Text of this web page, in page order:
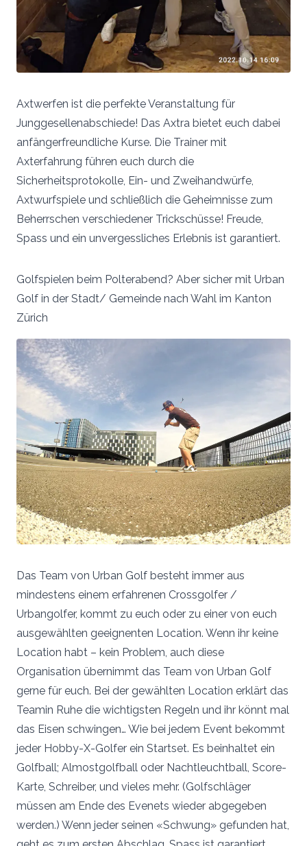
Axtwerfen ist die perfekte Veranstaltung für
Junggesellenabschiede! Das Axtra bietet euch dabei
anfängerfreundliche Kurse. Die Trainer mit
Axterfahrung führen euch durch die
Sicherheitsprotokolle, Ein- und Zweihandwürfe,
Axtwurfspiele und schließlich die Geheimnisse zum
Beherrschen verschiedener Trickschüsse! Freude,
Spass und ein unvergessliches Erlebnis ist garantiert.
Golfspielen beim Polterabend? Aber sicher mit Urban
Golf in der Stadt/ Gemeinde nach Wahl im Kanton
Zürich
Das Team von Urban Golf besteht immer aus
mindestens einem erfahrenen Crossgolfer /
Urbangolfer, kommt zu euch oder zu einer von euch
ausgewählten geeignenten Location. Wenn ihr keine
Location habt – kein Problem, auch diese
Organisation übernimmt das Team von Urban Golf
gerne für euch. Bei der gewählten Location erklärt das
Teamin Ruhe die wichtigsten Regeln und ihr könnt mal
das Eisen schwingen… Wie bei jedem Event bekommt
jeder Hobby-X-Golfer ein Startset. Es beinhaltet ein
Golfball; Almostgolfball oder Nachtleuchtball, Score-
Karte, Schreiber, und vieles mehr. (Golfschläger
müssen am Ende des Evenets wieder abgegeben
werden.) Wenn jeder seinen «Schwung» gefunden hat,